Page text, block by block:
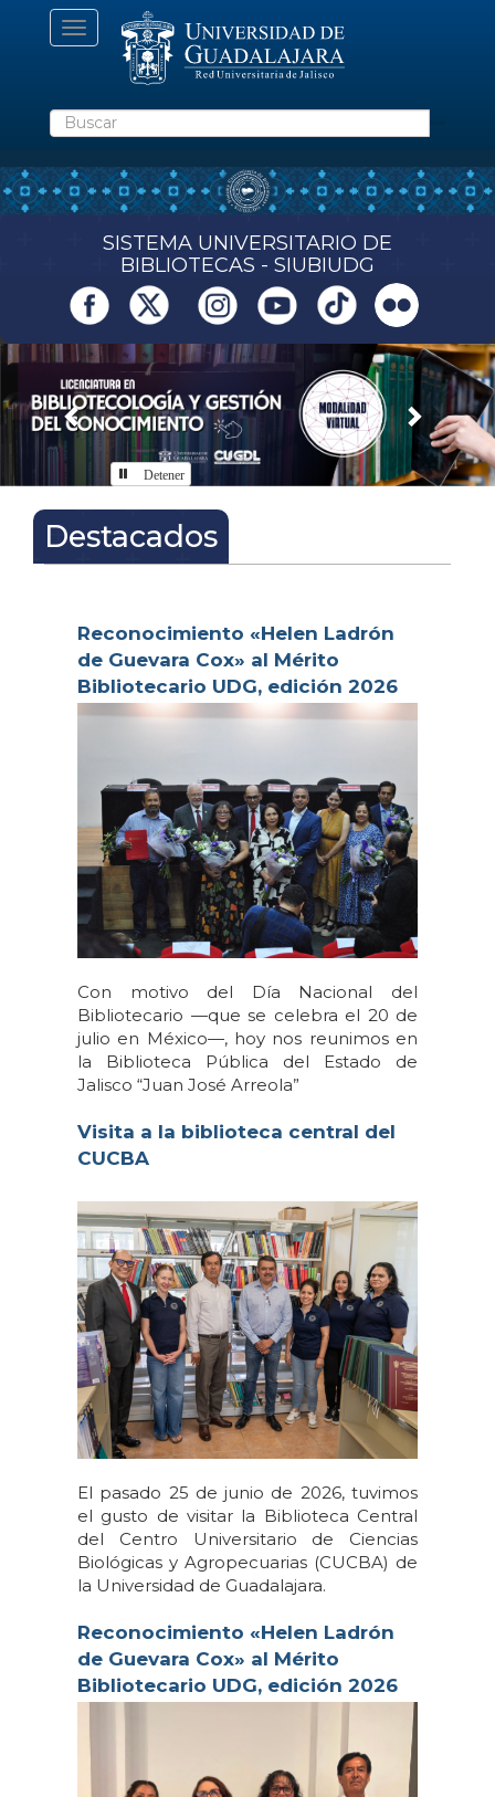
Toggle
navigation
Buscar
SISTEMA UNIVERSITARIO DE
BIBLIOTECAS - SIUBIUDG
Previous Next
Detener
Inicio
Destacados
Reconocimiento «Helen Ladrón
de Guevara Cox» al Mérito
Bibliotecario UDG, edición 2026
Con motivo del Día Nacional del
Bibliotecario —que se celebra el 20 de
julio en México—, hoy nos reunimos en
la Biblioteca Pública del Estado de
Jalisco “Juan José Arreola”
Visita a la biblioteca central del
CUCBA
El pasado 25 de junio de 2026, tuvimos
el gusto de visitar la Biblioteca Central
del Centro Universitario de Ciencias
Biológicas y Agropecuarias (CUCBA) de
la Universidad de Guadalajara.
Reconocimiento «Helen Ladrón
de Guevara Cox» al Mérito
Bibliotecario UDG, edición 2026